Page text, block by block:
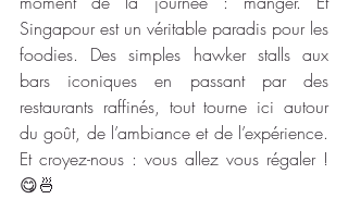
Singapour est un véritable paradis pour les
foodies. Des simples hawker stalls aux
bars iconiques en passant par des
restaurants raffinés, tout tourne ici autour
du goût, de l’ambiance et de l’expérience.
Et croyez-nous : vous allez vous régaler !
😋🍜